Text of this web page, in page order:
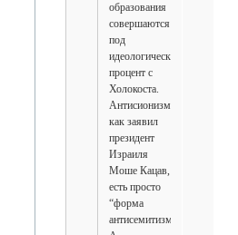
образования
совершаются
под
идеологический
процент с
Холокоста.
Антисионизм,
как заявил
президент
Израиля
Моше Кацав,
есть просто
“форма
антисемитизма”.